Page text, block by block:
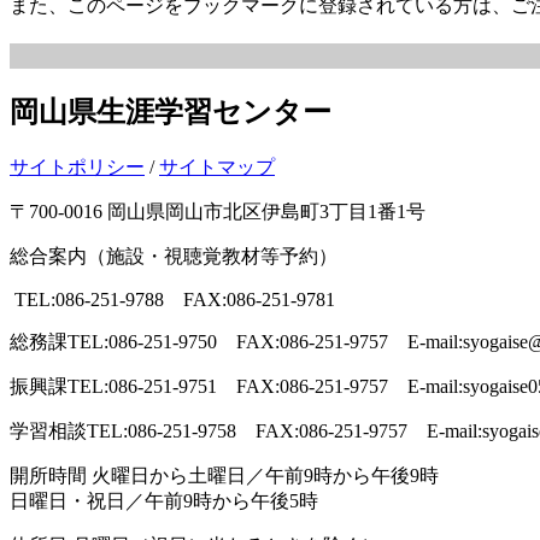
また、このページをブックマークに登録されている方は、ご
岡山県生涯学習センター
サイトポリシー /サイトマップ
〒700-0016 岡山県岡山市北区伊島町3丁目1番1号
総合案内（施設・視聴覚教材等予約）
TEL:086-251-9788 FAX:086-251-9781
総務課TEL:086-251-9750 FAX:086-251-9757 E-
振興課TEL:086-251-9751 FAX:086-251-9757 E-
学習相談TEL:086-251-9758 FAX:086-251-9757 E-
開所時間 火曜日から土曜日／午前9時から午後9時
日曜日・祝日／午前9時から午後5時